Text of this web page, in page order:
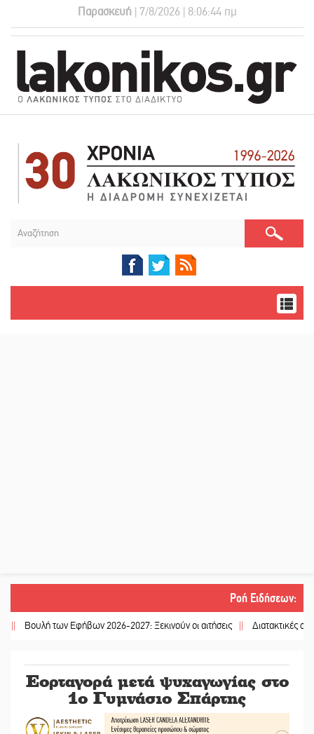
Παρασκευή | 7/8/2026 | 8:06:45 πμ
Ροή Ειδήσεων:
των Εφήβων 2026-2027: Ξεκινούν οι αιτήσεις || Διατακτικές
Εορταγορά μετά ψυχαγωγίας στο
1ο Γυμνάσιο Σπάρτης